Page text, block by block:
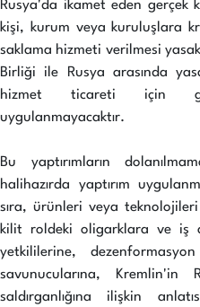
Rusya'da ikamet eden gerçek
kişi, kurum veya kuruluşlara
saklama hizmeti verilmesi
Birliği ile Rusya arasında
hizmet ticareti için
uygulanmayacaktır.
Bu yaptırımların
halihazırda yaptırım
sıra, ürünleri veya
kilit roldeki oligarklara ve iş
yetkililerine,
savunucularına, Kremlin'in
saldırganlığına ilişkin